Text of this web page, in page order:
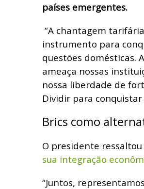
países emergentes.
“A chantagem
instrumento para
questões domésticas.
ameaça nossas
nossa liberdade de
Dividir para
Brics como
O presidente
sua integração
“Juntos,